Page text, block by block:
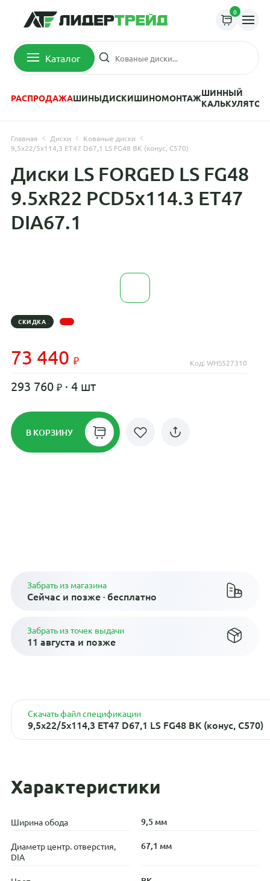
0
Каталог
РАСПРОДАЖАШИНЫДИСКИШИНОМОНТАЖШИННЫЙ
КАЛЬКУЛЯТОР
Главная Диски
Кованые диски
9,5x22/5x114,3 ET47 D67,1 LS FG48 BK (конус, C570)
Диски LS FORGED LS FG48
9.5xR22 PCD5x114.3 ET47
DIA67.1
СКИДКА
73 440 Код: WHS527310
293 760 · 4 шт
В КОРЗИНУ
Забрать из магазина
Сейчас и позже · бесплатно
Забрать из точек выдачи
11 августа и позже
Скачать файл спецификации
9,5x22/5x114,3 ET47 D67,1 LS FG48 BK (конус, C570)
Характеристики
Ширина обода 9,5 мм
Диаметр центр. отверстия,
DIA
67,1 мм